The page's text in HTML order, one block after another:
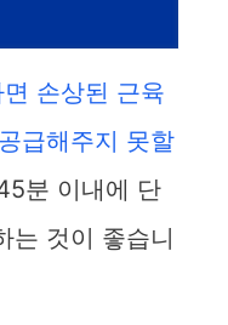
손상된 근육
급해주지 못할
분 이내에 단
는 것이 좋습니